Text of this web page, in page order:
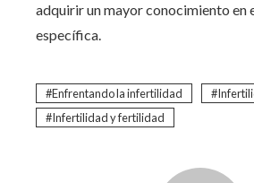
adquirir un mayor conocimiento en
específica.
Enfrentando la infertilidad
Infertilidad y fertilidad